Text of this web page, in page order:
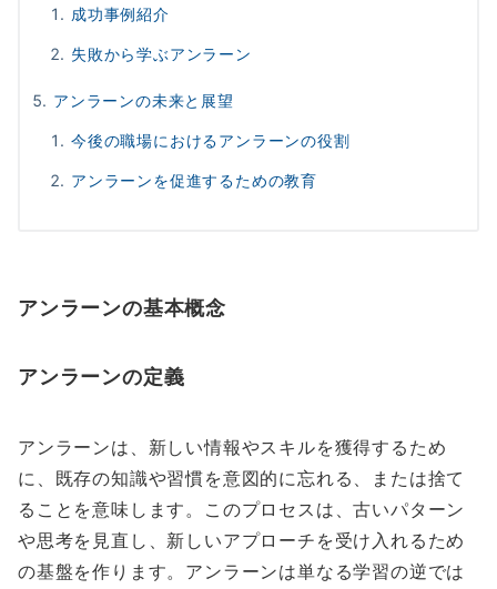
成功事例紹介
失敗から学ぶアンラーン
アンラーンの未来と展望
今後の職場におけるアンラーンの役割
アンラーンを促進するための教育
アンラーンの基本概念
アンラーンの定義
アンラーンは、新しい情報やスキルを獲得するため
に、既存の知識や習慣を意図的に忘れる、または捨て
ることを意味します。このプロセスは、古いパターン
や思考を見直し、新しいアプローチを受け入れるため
の基盤を作ります。アンラーンは単なる学習の逆では